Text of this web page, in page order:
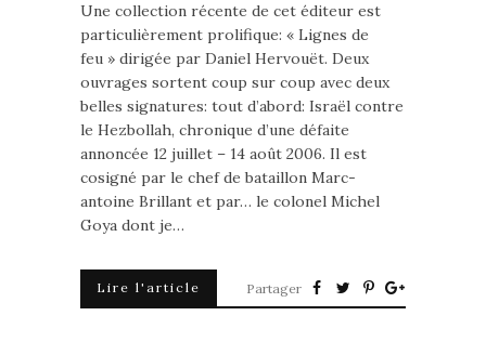
Une collection récente de cet éditeur est
particulièrement prolifique: « Lignes de
feu » dirigée par Daniel Hervouët. Deux
ouvrages sortent coup sur coup avec deux
belles signatures: tout d’abord: Israël contre
le Hezbollah, chronique d’une défaite
annoncée 12 juillet – 14 août 2006. Il est
cosigné par le chef de bataillon Marc-
antoine Brillant et par… le colonel Michel
Goya dont je…
Lire l'article Partager